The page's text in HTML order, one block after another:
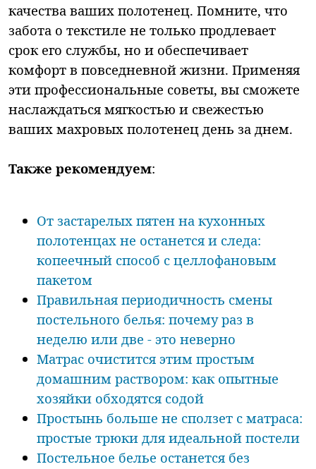
качества ваших полотенец. Помните, что
забота о текстиле не только продлевает
срок его службы, но и обеспечивает
комфорт в повседневной жизни. Применяя
эти профессиональные советы, вы сможете
наслаждаться мягкостью и свежестью
ваших махровых полотенец день за днем.
Также рекомендуем:
От застарелых пятен на кухонных
полотенцах не останется и следа:
копеечный способ с целлофановым
пакетом
Правильная периодичность смены
постельного белья: почему раз в
неделю или две - это неверно
Матрас очистится этим простым
домашним раствором: как опытные
хозяйки обходятся содой
Простынь больше не сползет с матраса:
простые трюки для идеальной постели
Постельное белье останется без